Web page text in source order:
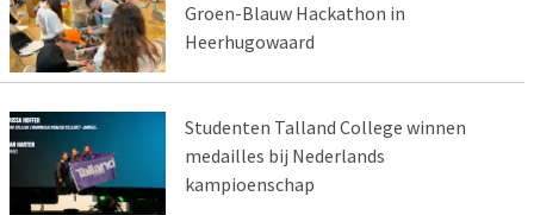
Groen-Blauw Hackathon in
Heerhugowaard
Studenten Talland College winnen
medailles bij Nederlands
kampioenschap